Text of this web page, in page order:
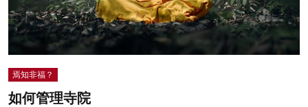
焉知非福？
如何管理寺院